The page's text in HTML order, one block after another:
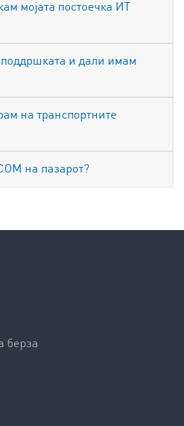
мојата постоечка ИТ
поддршката и дали имам
на транспортните
на пазарот?
берза